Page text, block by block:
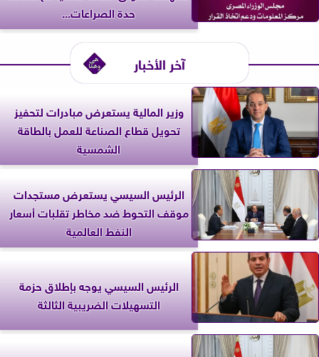
حدة الصراعات...
آخر الأخبار
وزير المالية يستعرض مبادرات لتحفيز
تحويل قطاع الصناعة للعمل بالطاقة
الشمسية
الرئيس السيسي يستعرض مستجدات
موقف التحوط ضد مخاطر تقلبات أسعار
النفط العالمية
الرئيس السيسي يوجه بإطلاق حزمة
التسهيلات الضريبية الثالثة